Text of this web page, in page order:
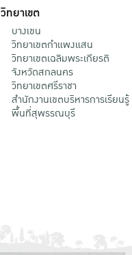
วิทยาเขต
บางเขน
วิทยาเขตกําแพงแสน
วิทยาเขตเฉลิมพระเกียรติ
จังหวัดสกลนคร
วิทยาเขตศรีราชา
สำนักงานเขตบริหารการเรียนรู้
พื้นที่สุพรรณบุรี